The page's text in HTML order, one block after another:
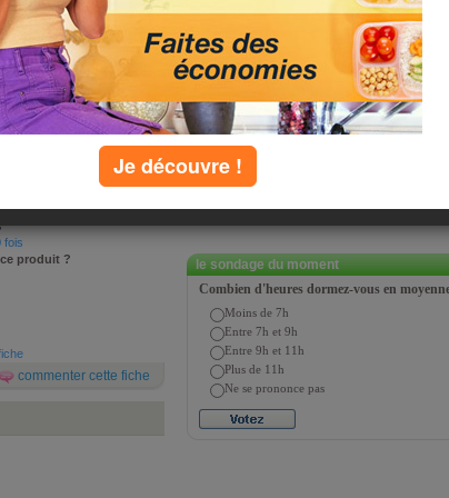
plus de 15 000
Sérog, deux
extrait de ce guide :
Michel Cohen et Patrick
2009
fois
produit ?
commenter cette fiche
le sondage du moment
Combien d'heures dormez-vous en
Moins de 7h
Entre 7h et 9h
Entre 9h et 11h
Plus de 11h
Ne se prononce pas
Je découvre !